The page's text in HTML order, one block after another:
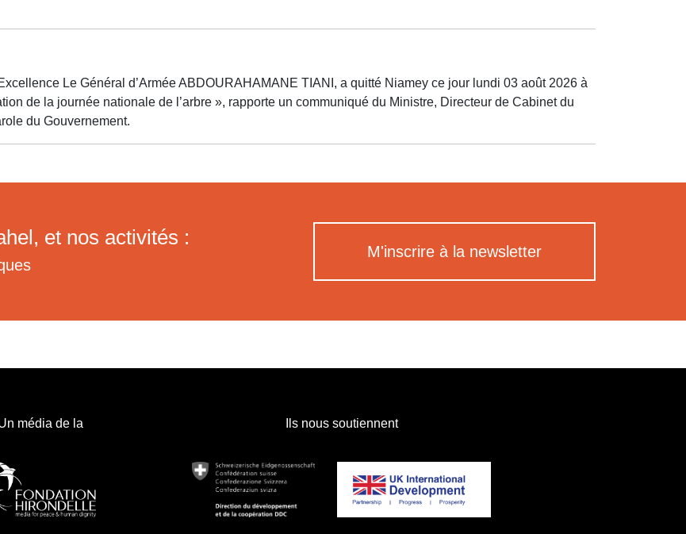
Le Général d’Armée ABDOURAHAMANE TIANI, a quitté Niamey ce jour lundi 03 août 2026 à
de la journée nationale de l’arbre », rapporte un communiqué du Ministre, Directeur de Cabinet du
du Gouvernement.
et nos activités :
M'inscrire à la newsletter
média de la Ils nous soutiennent